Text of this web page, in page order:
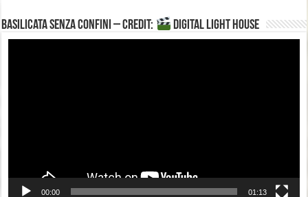
Basilicata senza confini – Credit: DIGITAL LIGHT HOUSE
00:00 01:13